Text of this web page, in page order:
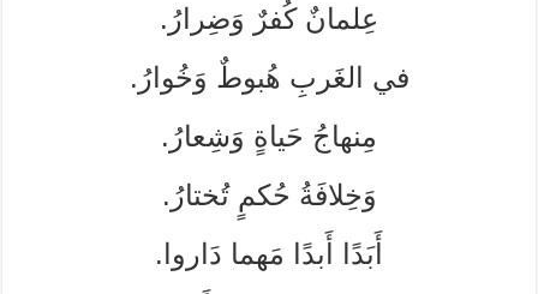
عِلمانٌ كُفرٌ وَضِرارُ.
في الغَربِ هُبوطٌ وَخُوارُ.
مِنهاجُ حَياةٍ وَشِعارُ.
وَخِلافَةُ حُكمٍ تُختارُ.
أَبَدًا أَبدًا مَهما دَاروا.